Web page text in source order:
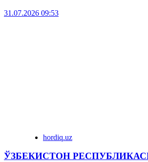
31.07.2026 09:53
hordiq.uz
ЎЗБЕКИСТОН